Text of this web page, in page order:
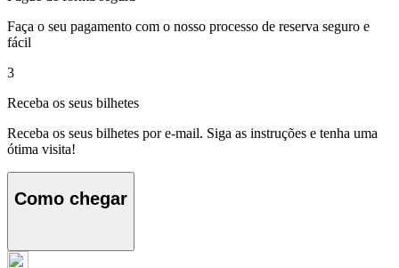
Faça o seu pagamento com o nosso processo de reserva seguro e
fácil
3
Receba os seus bilhetes
Receba os seus bilhetes por e-mail. Siga as instruções e tenha uma
ótima visita!
Como chegar